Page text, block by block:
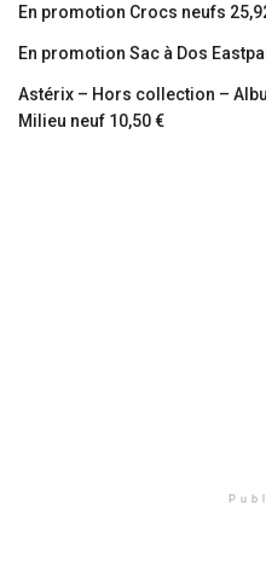
En promotion Crocs neufs
En promotion Sac à Dos
Astérix – Hors collection –
Milieu neuf 10,50 €